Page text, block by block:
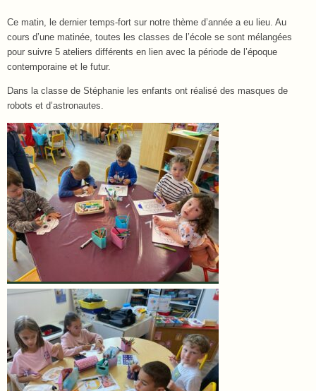
Ce matin, le dernier temps-fort sur notre thème d’année a eu lieu. Au
cours d’une matinée, toutes les classes de l’école se sont mélangées
pour suivre 5 ateliers différents en lien avec la période de l’époque
contemporaine et le futur.
Dans la classe de Stéphanie les enfants ont réalisé des masques de
robots et d’astronautes.